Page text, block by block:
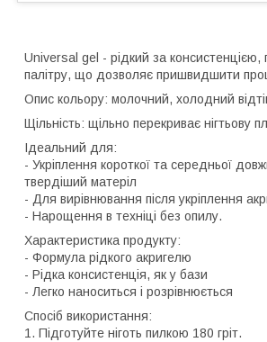
Universal gel - рідкий за консистенцією,
палітру, що дозволяє пришвидшити
Опис кольору: молочний, холодний
Щільність: щільно перекриває нігтьову
Ідеальний для:
- Укріплення короткої та середньої
твердіший матеріл
- Для вирівнювання після укріплення
- Нарощення в техніці без опилу.
Характеристика продукту:
- Формула рідкого акригелю
- Рідка консистенція, як у бази
- Легко наноситься і розрівнюється
Спосіб використання:
1. Підготуйте ніготь пилкою 180 гріт.